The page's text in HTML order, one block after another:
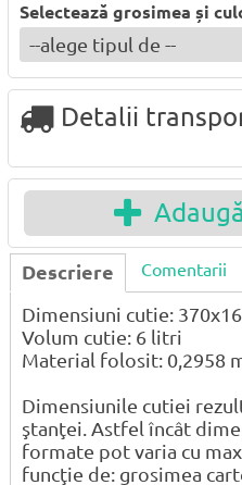
Selectează grosimea și
Detalii
Descriere Comentarii
Dimensiuni cutie:
Volum cutie: 6 litri
Material folosit: 0,2958
Dimensiunile cutiei
ştanţei. Astfel încât
formate pot varia cu
funcţie de: grosimea